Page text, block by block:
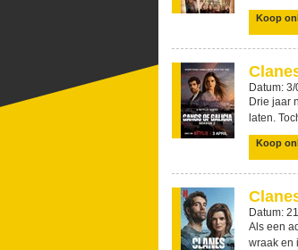
Koop
Datum:
Drie jaar
laten.
Koop
Datum:
Als een
wraak en